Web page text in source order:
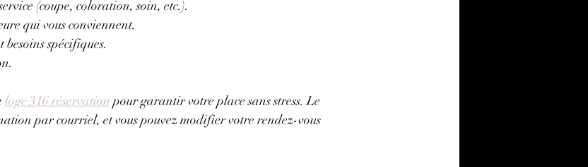
(coupe, coloration, soin, etc.).
qui vous conviennent.
spécifiques.
loge 316 réservation pour garantir votre place sans stress. Le
par courriel, et vous pouvez modifier votre rendez-vous